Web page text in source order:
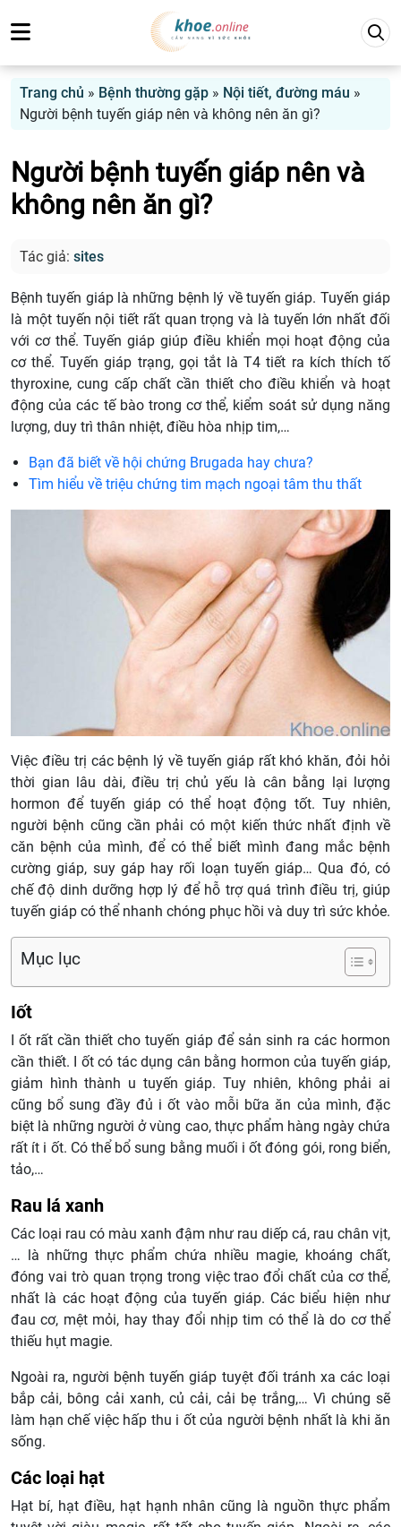
Trang chủ » Bệnh thường gặp » Nội tiết, đường máu »
Người bệnh tuyến giáp nên và không nên ăn gì?
Người bệnh tuyến giáp nên và
không nên ăn gì?
Tác giả: sites
Bệnh tuyến giáp là những bệnh lý về tuyến giáp. Tuyến giáp
là một tuyến nội tiết rất quan trọng và là tuyến lớn nhất đối
với cơ thể. Tuyến giáp giúp điều khiển mọi hoạt động của
cơ thể. Tuyến giáp trạng, gọi tắt là T4 tiết ra kích thích tố
thyroxine, cung cấp chất cần thiết cho điều khiển và hoạt
động của các tế bào trong cơ thể, kiểm soát sử dụng năng
lượng, duy trì thân nhiệt, điều hòa nhịp tim,…
Bạn đã biết về hội chứng Brugada hay chưa?
Tìm hiểu về triệu chứng tim mạch ngoại tâm thu thất
Việc điều trị các bệnh lý về tuyến giáp rất khó khăn, đỏi hỏi
thời gian lâu dài, điều trị chủ yếu là cân bằng lại lượng
hormon để tuyến giáp có thể hoạt động tốt. Tuy nhiên,
người bệnh cũng cần phải có một kiến thức nhất định về
căn bệnh của mình, để có thể biết mình đang mắc bệnh
cường giáp, suy gáp hay rối loạn tuyến giáp… Qua đó, có
chế độ dinh dưỡng hợp lý để hỗ trợ quá trình điều trị, giúp
tuyến giáp có thể nhanh chóng phục hồi và duy trì sức khỏe.
Mục lục
Iốt
I ốt rất cần thiết cho tuyến giáp để sản sinh ra các hormon
cần thiết. I ốt có tác dụng cân bằng hormon của tuyến giáp,
giảm hình thành u tuyến giáp. Tuy nhiên, không phải ai
cũng bổ sung đầy đủ i ốt vào mỗi bữa ăn của mình, đặc
biệt là những người ở vùng cao, thực phẩm hàng ngày chứa
rất ít i ốt. Có thể bổ sung bằng muối i ốt đóng gói, rong biển,
tảo,…
Rau lá xanh
Các loại rau có màu xanh đậm như rau diếp cá, rau chân vịt,
… là những thực phẩm chứa nhiều magie, khoáng chất,
đóng vai trò quan trọng trong việc trao đổi chất của cơ thể,
nhất là các hoạt động của tuyến giáp. Các biểu hiện như
đau cơ, mệt mỏi, hay thay đổi nhịp tim có thể là do cơ thể
thiếu hụt magie.
Ngoài ra, người bệnh tuyến giáp tuyệt đối tránh xa các loại
bắp cải, bông cải xanh, củ cải, cải bẹ trắng,… Vì chúng sẽ
làm hạn chế việc hấp thu i ốt của người bệnh nhất là khi ăn
sống.
Các loại hạt
Hạt bí, hạt điều, hạt hạnh nhân cũng là nguồn thực phẩm